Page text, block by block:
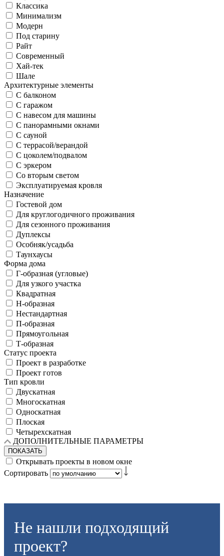
Классика
Минимализм
Модерн
Под старину
Райт
Современный
Хай-тек
Шале
Архитектурные элементы
С балконом
С гаражом
С навесом для машины
С панорамными окнами
С сауной
С террасой/верандой
С цоколем/подвалом
С эркером
Со вторым светом
Эксплуатируемая кровля
Назначение
Гостевой дом
Для круглогодичного проживания
Для сезонного проживания
Дуплексы
Особняк/усадьба
Таунхаусы
Форма дома
Г-образная (угловые)
Для узкого участка
Квадратная
Н-образная
Нестандартная
П-образная
Прямоугольная
Т-образная
Статус проекта
Проект в разработке
Проект готов
Тип кровли
Двускатная
Многоскатная
Односкатная
Плоская
Четырехскатная
ДОПОЛНИТЕЛЬНЫЕ ПАРАМЕТРЫ
ПОКАЗАТЬ
Открывать проекты в новом окне
Сортировать
Не нашли подходящий
проект?